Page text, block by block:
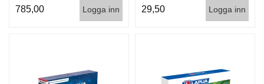
785,00 Logga inn 29,50 Logga inn
D